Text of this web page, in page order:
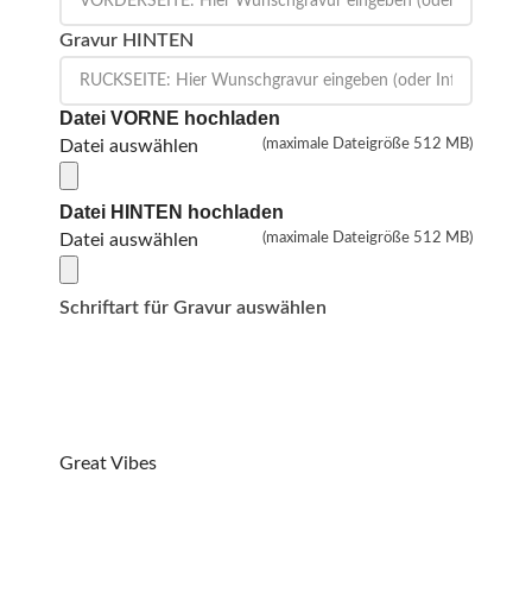
Gravur HINTEN
Datei VORNE hochladen
Datei auswählen (maximale Dateigröße 512 MB)
Datei HINTEN hochladen
Datei auswählen (maximale Dateigröße 512 MB)
Schriftart für Gravur auswählen
Great Vibes